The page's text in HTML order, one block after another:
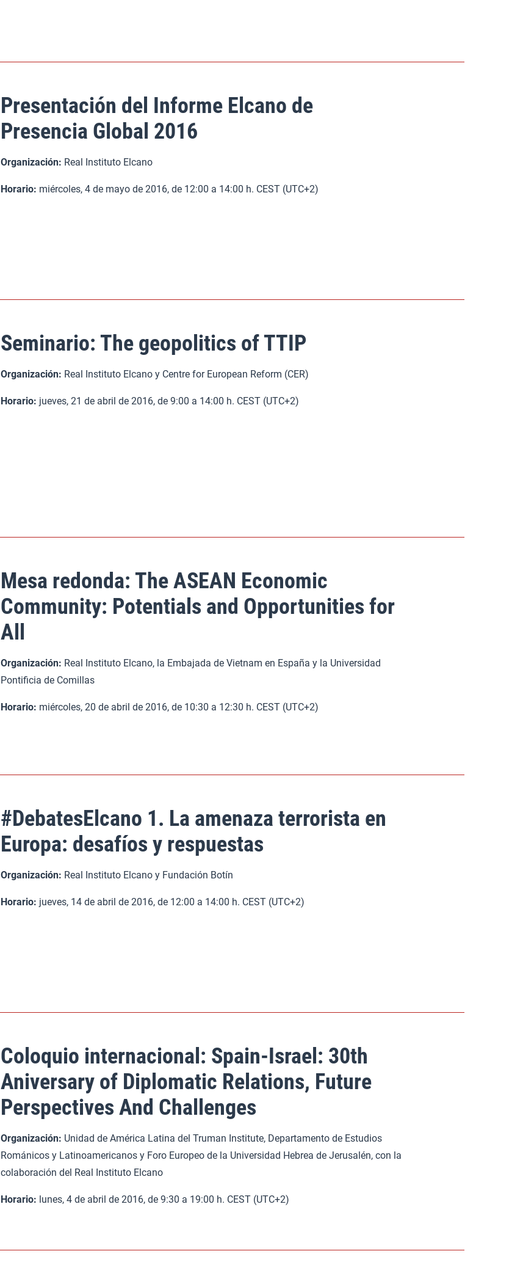
Presentación del Informe Elcano de
Presencia Global 2016
Organización: Real Instituto Elcano
Horario: miércoles, 4 de mayo de 2016, de 12:00 a 14:00 h. CEST (UTC+2)
Seminario: The geopolitics of TTIP
Organización: Real Instituto Elcano y Centre for European Reform (CER)
Horario: jueves, 21 de abril de 2016, de 9:00 a 14:00 h. CEST (UTC+2)
Mesa redonda: The ASEAN Economic
Community: Potentials and Opportunities for
All
Organización: Real Instituto Elcano, la Embajada de Vietnam en España y la Universidad
Pontificia de Comillas
Horario: miércoles, 20 de abril de 2016, de 10:30 a 12:30 h. CEST (UTC+2)
#DebatesElcano 1. La amenaza terrorista en
Europa: desafíos y respuestas
Organización: Real Instituto Elcano y Fundación Botín
Horario: jueves, 14 de abril de 2016, de 12:00 a 14:00 h. CEST (UTC+2)
Coloquio internacional: Spain-Israel: 30th
Aniversary of Diplomatic Relations, Future
Perspectives And Challenges
Organización: Unidad de América Latina del Truman Institute, Departamento de Estudios
Románicos y Latinoamericanos y Foro Europeo de la Universidad Hebrea de Jerusalén, con la
colaboración del Real Instituto Elcano
Horario: lunes, 4 de abril de 2016, de 9:30 a 19:00 h. CEST (UTC+2)